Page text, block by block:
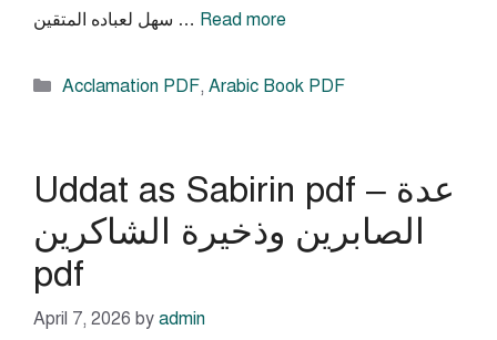
سهل لعباده المتقين … Read more
Categories
Acclamation PDF, Arabic Book PDF
Uddat as Sabirin pdf – عدة
الصابرين وذخيرة الشاكرين
pdf
April 7, 2026 by admin